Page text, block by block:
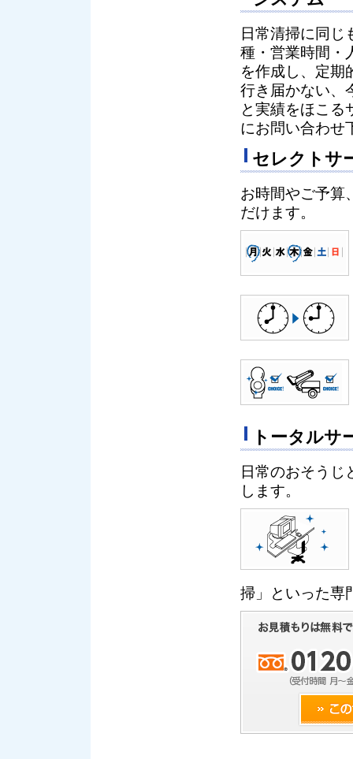
日常清掃に同じ
種・営業時間・
を作成し、定期
行き届かない、
と実績をほこる
にお問い合わせ
セレクトサ
お時間やご予算
だけます。
トータルサ
日常のおそうじ
します。
掃」といった専